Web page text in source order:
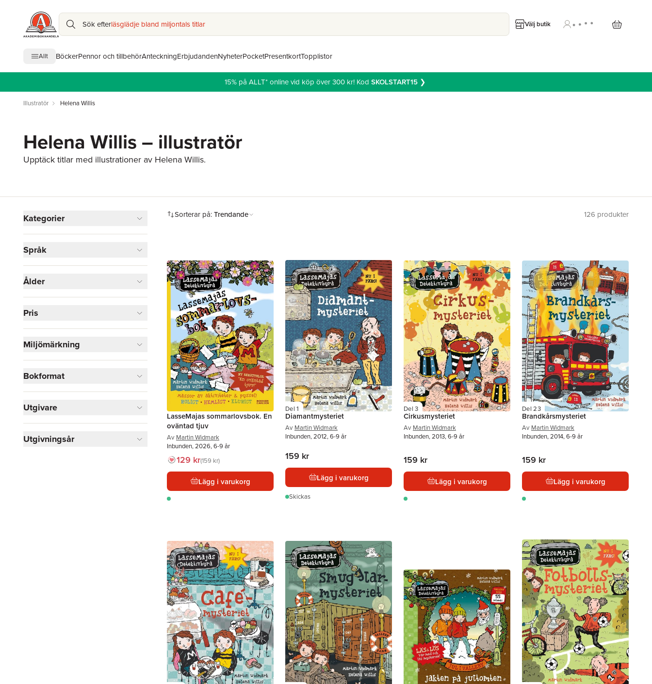
Sök efterläsglädje bland miljontals titlar Välj butik
Allt BöckerPennor och tillbehörAnteckningErbjudandenNyheterPocketPresentkortTopplistor
15% på ALLT* online vid köp över 300 kr! Kod SKOLSTART15❯
Illustratör Helena Willis
Helena Willis – illustratör
Upptäck titlar med illustrationer av Helena Willis.
Kategorier
Barn och ungdom
116
Deckare
1
Skönlitteratur
Tecknade serier
1
Visa fler
Språk
Ålder
Pris
Miljömärkning
Bokformat
Utgivare
Utgivningsår
Sorterar på:Trendande 126 produkter
LasseMajas sommarlovsbok. En
oväntad tjuv
Av Martin Widmark
Inbunden, 2026, 6-9 år
129 kr159 kr
Lägg i varukorg
Del 1
Diamantmysteriet
Av Martin Widmark
Inbunden, 2012, 6-9 år
159 kr
Lägg i varukorg
Skickas
Del 3
Cirkusmysteriet
Av Martin Widmark
Inbunden, 2013, 6-9 år
159 kr
Lägg i varukorg
Del 23
Brandkårsmysteriet
Av Martin Widmark
Inbunden, 2014, 6-9 år
159 kr
Lägg i varukorg